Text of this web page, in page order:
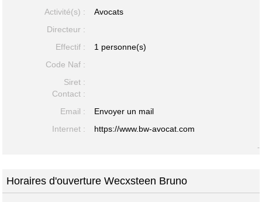
Activité(s) :
Avocats
Directeur :
Effectif :
1 personne(s)
Code Naf :
Siret :
Contact :
Email :
Envoyer un mail
Internet :
https://www.bw-avocat.com
-
Horaires d'ouverture Wecxsteen Bruno